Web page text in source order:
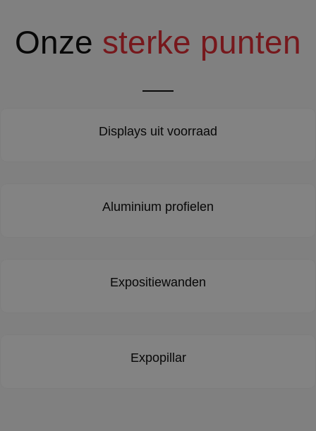
Onze sterke punten
Displays uit voorraad
Aluminium profielen
Expositiewanden
Expopillar